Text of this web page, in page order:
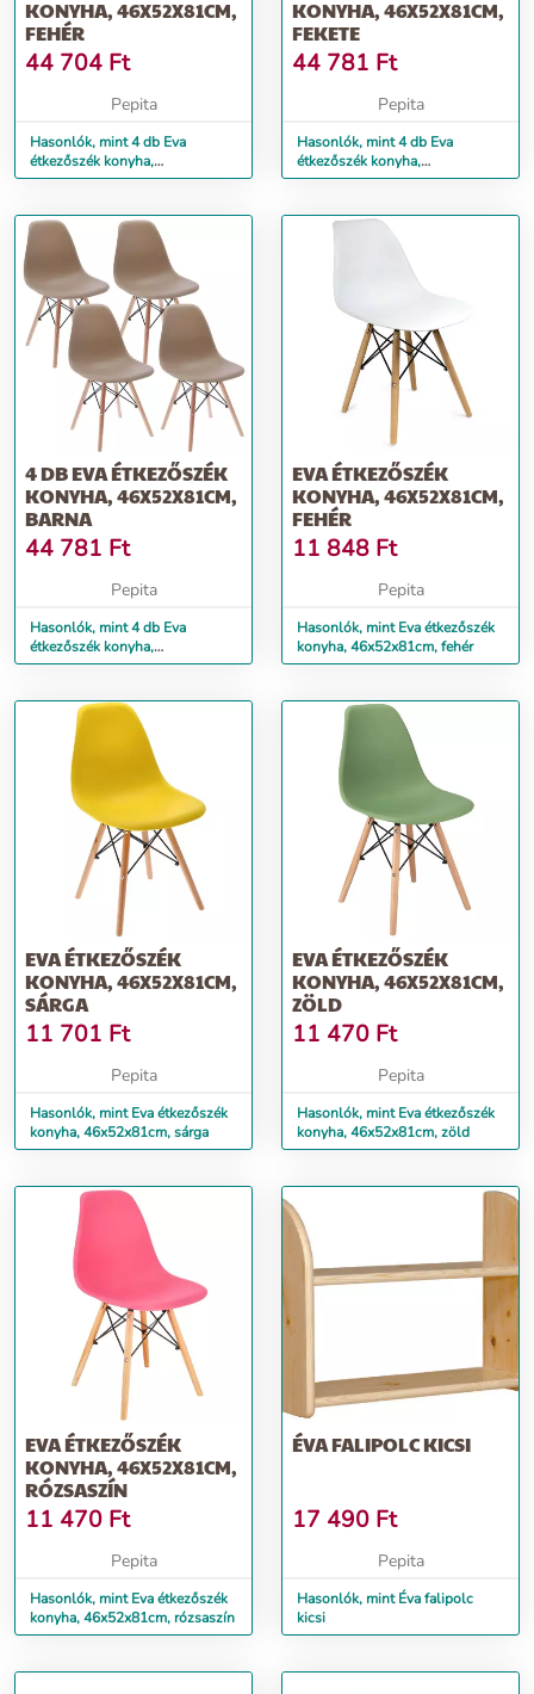
KONYHA, 46X52X81CM,
FEHÉR
44 704 Ft
Pepita
Hasonlók, mint 4 db Eva
étkezőszék konyha,
46x52x81cm, fehér
KONYHA, 46X52X81CM,
FEKETE
44 781 Ft
Pepita
Hasonlók, mint 4 db Eva
étkezőszék konyha,
46x52x81cm, fekete
4 DB EVA ÉTKEZŐSZÉK
KONYHA, 46X52X81CM,
BARNA
44 781 Ft
Pepita
Hasonlók, mint 4 db Eva
étkezőszék konyha,
46x52x81cm, barna
EVA ÉTKEZŐSZÉK
KONYHA, 46X52X81CM,
FEHÉR
11 848 Ft
Pepita
Hasonlók, mint Eva étkezőszék
konyha, 46x52x81cm, fehér
EVA ÉTKEZŐSZÉK
KONYHA, 46X52X81CM,
SÁRGA
11 701 Ft
Pepita
Hasonlók, mint Eva étkezőszék
konyha, 46x52x81cm, sárga
EVA ÉTKEZŐSZÉK
KONYHA, 46X52X81CM,
ZÖLD
11 470 Ft
Pepita
Hasonlók, mint Eva étkezőszék
konyha, 46x52x81cm, zöld
EVA ÉTKEZŐSZÉK
KONYHA, 46X52X81CM,
RÓZSASZÍN
11 470 Ft
Pepita
Hasonlók, mint Eva étkezőszék
konyha, 46x52x81cm, rózsaszín
ÉVA FALIPOLC KICSI
17 490 Ft
Pepita
Hasonlók, mint Éva falipolc
kicsi